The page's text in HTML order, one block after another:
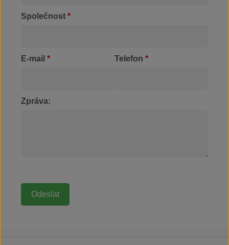
Společnost *
E-mail * Telefon *
Zpráva: